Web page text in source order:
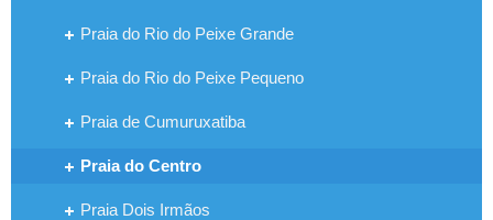
Praia do Rio do Peixe Grande
Praia do Rio do Peixe Pequeno
Praia de Cumuruxatiba
Praia do Centro
Praia Dois Irmãos